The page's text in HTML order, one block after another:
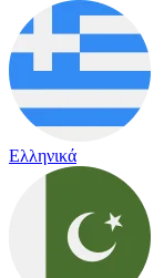
Ελληνικά